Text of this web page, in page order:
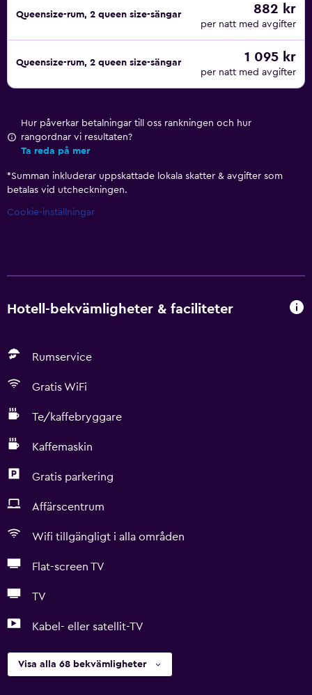
Queensize-rum, 2 queen size-sängar 882 kr
per natt med avgifter
Queensize-rum, 2 queen size-sängar 1 095 kr
per natt med avgifter
Hur påverkar betalningar till oss rankningen och hur
rangordnar vi resultaten?
Ta reda på mer
*Summan inkluderar uppskattade lokala skatter & avgifter som
betalas vid utcheckningen.
Cookie-inställningar
Hotell-bekvämligheter & faciliteter
Rumservice
Gratis WiFi
Te/kaffebryggare
Kaffemaskin
Gratis parkering
Affärscentrum
Wifi tillgängligt i alla områden
Flat-screen TV
TV
Kabel- eller satellit-TV
Visa alla 68 bekvämligheter